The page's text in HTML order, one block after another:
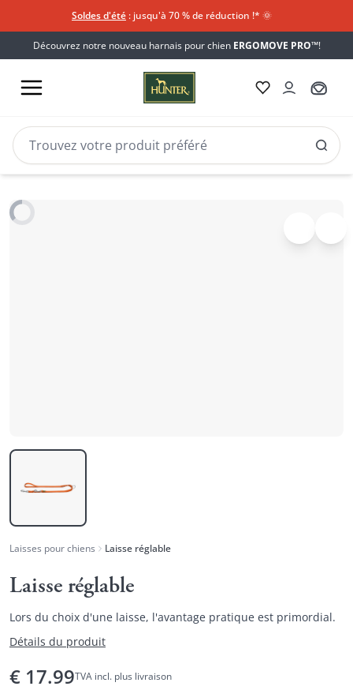
Soldes d'été : jusqu'à 70 % de réduction !*​ 🌞
Découvrez notre nouveau harnais pour chien ERGOMOVE PRO™!
Laisses pour chiens Laisse réglable
Laisse réglable
Lors du choix d'une laisse, l'avantage pratique est primordial.
Détails du produit
€ 17.99TVA incl. plus livraison